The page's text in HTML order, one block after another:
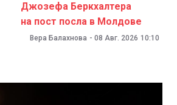
Джозефа Беркхалтера
на пост посла в Молдове
Вера Балахнова - 08 Авг. 2026 10:10